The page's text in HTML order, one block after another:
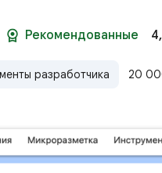
Рекомендованные
разработчика 20